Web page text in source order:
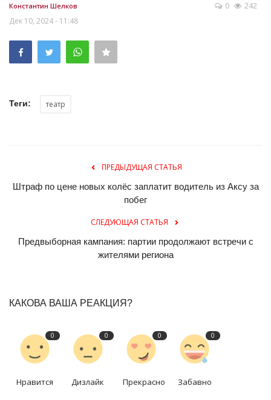
Константин Шелков
Дек 10, 2024 - 11:48
0 242
Теги: театр
ПРЕДЫДУЩАЯ СТАТЬЯ
Штраф по цене новых колёс заплатит водитель из Аксу за
побег
СЛЕДУЮЩАЯ СТАТЬЯ
Предвыборная кампания: партии продолжают встречи с
жителями региона
КАКОВА ВАША РЕАКЦИЯ?
0
Нравится
0
Дизлайк
0
Прекрасно
0
Забавно